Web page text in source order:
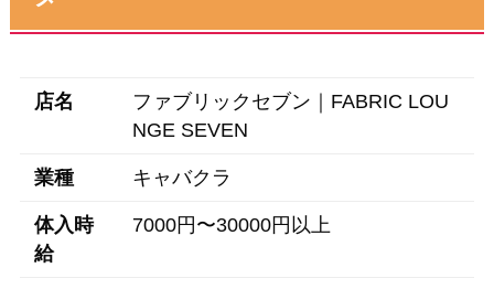
店名
ファブリックセブン｜FABRIC LOU
NGE SEVEN
業種 キャバクラ
体入時
給
7000円〜30000円以上